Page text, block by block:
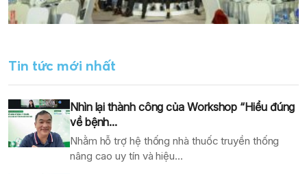
Tin tức mới nhất
Nhìn lại thành công của Workshop “Hiểu đúng
về bệnh...
Nhằm hỗ trợ hệ thống nhà thuốc truyền thống
nâng cao uy tín và hiệu...